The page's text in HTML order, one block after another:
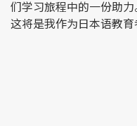
们学习旅程中的一份助力
这将是我作为日本语教育